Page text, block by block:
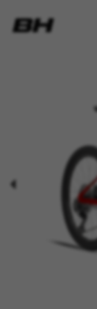
Cookies
Estas
web
cookies,